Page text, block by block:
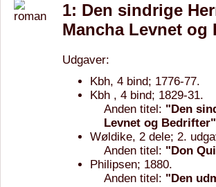
1: Den sindrige
Mancha Levnet og
Udgaver:
Kbh, 4 bind; 1776-77.
Kbh , 4 bind; 1829-31.
Anden titel: "Den
Levnet og Bedrifter"
Wøldike, 2 dele; 2.
Anden titel: "Don
Philipsen; 1880.
Anden titel: "Den